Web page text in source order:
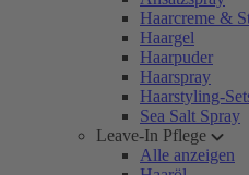
Haarcreme &
Haargel
Haarpuder
Haarspray
Haarstyling-
Sea Salt Spray
Leave-In Pflege
Alle anzeigen